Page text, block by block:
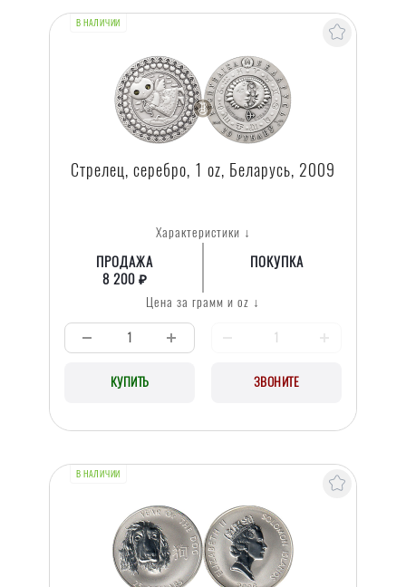
В НАЛИЧИИ
Стрелец, серебро, 1 oz, Беларусь, 2009
Характеристики ↓
ПРОДАЖА
8 200 ₽
ПОКУПКА
Цена за грамм и oz ↓
КУПИТЬ ЗВОНИТЕ
В НАЛИЧИИ